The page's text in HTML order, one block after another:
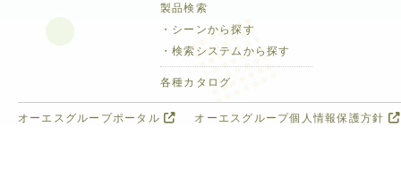
製品検索
・シーンから探す
・検索システムから探す
各種カタログ
オーエスグループポータル オーエスグループ個人情報保護方針